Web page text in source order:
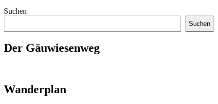
Suchen
Suchen
Der Gäuwiesenweg
Wanderplan